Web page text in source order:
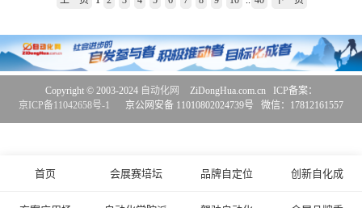
首页 会展赛培坛 品牌自定位 创新自化成
Copyright © 2003-2024 自动化网
ZiDongHua.com.cn ICP备案：
京ICP备11042658号-1
京公网安备 11010802024739号 微信：17812161557